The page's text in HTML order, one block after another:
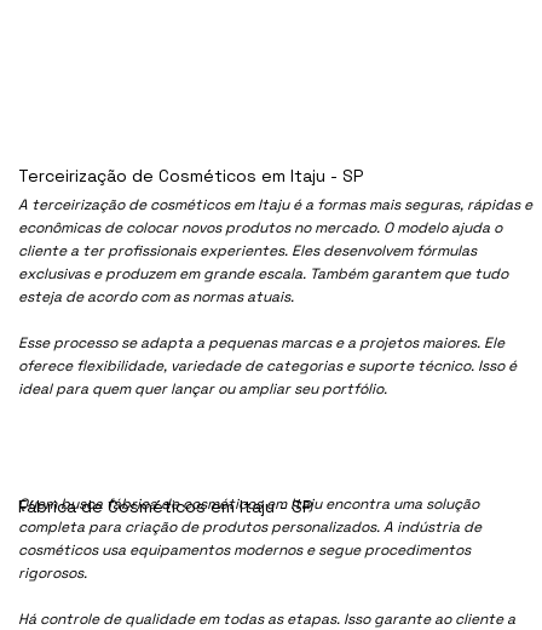
A terceirização de cosméticos em Itaju é a formas mais seguras, rápidas e
econômicas de colocar novos produtos no mercado. O modelo ajuda o
cliente a ter profissionais experientes. Eles desenvolvem fórmulas
exclusivas e produzem em grande escala. Também garantem que tudo
esteja de acordo com as normas atuais.
Esse processo se adapta a pequenas marcas e a projetos maiores. Ele
oferece flexibilidade, variedade de categorias e suporte técnico. Isso é
ideal para quem quer lançar ou ampliar seu portfólio.
Quem busca fábrica de cosméticos em Itaju encontra uma solução
completa para criação de produtos personalizados. A indústria de
cosméticos usa equipamentos modernos e segue procedimentos
rigorosos.
Há controle de qualidade em todas as etapas. Isso garante ao cliente a
Fábrica de Cosméticos em Itaju - SP
Terceirização de Cosméticos em Itaju - SP